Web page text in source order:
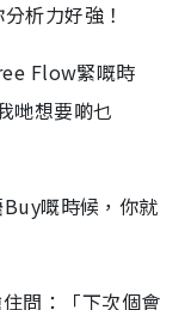
析力好強！
Flow緊嘅時
哋想要啲乜
嘅時候，你就
問：「下次個會